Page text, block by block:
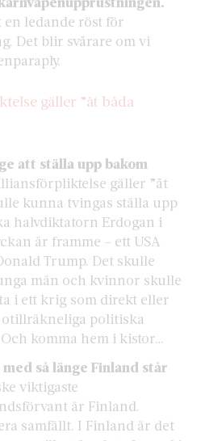
ledande röst för
Det blir svårare om vi
gäller ”åt båda
att ställa upp bakom
gäller ”åt
kunna tvingas ställa upp
halvdiktatorn Erdogan i
är framme – ett USA
Trump. Det skulle
män och kvinnor skulle
i ett krig som direkt eller
politiska
komma hem i kistor…
så länge Finland står
viktigaste
är Finland.
samfällt. I Finland är det